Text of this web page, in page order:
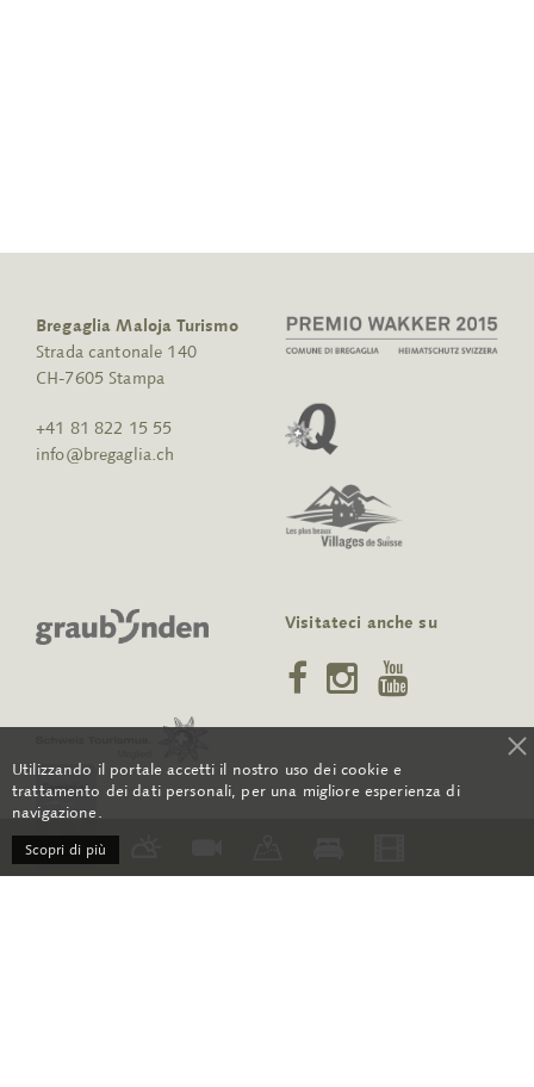
Bregaglia Maloja Turismo
Strada cantonale 140
CH-7605 Stampa
+41 81 822 15 55
info@bregaglia.ch
Visitateci anche su
Utilizzando il portale accetti il nostro uso dei cookie e
trattamento dei dati personali, per una migliore esperienza di
navigazione.
Scopri di più